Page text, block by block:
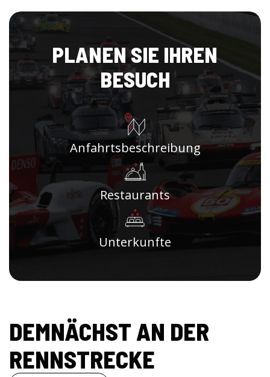
PLANEN SIE IHREN
BESUCH
Anfahrtsbeschreibung
Restaurants
Unterkunfte
DEMNÄCHST AN DER
RENNSTRECKE